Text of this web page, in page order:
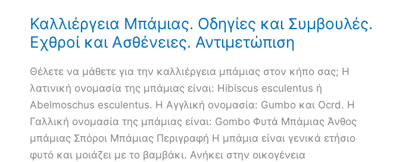
Καλλιέργεια Μπάμιας. Οδηγίες και Συμβουλές.
Εχθροί και Ασθένειες. Αντιμετώπιση
Θέλετε να μάθετε για την καλλιέργεια μπάμιας στον κήπο σας; Η
λατινική ονομασία της μπάμιας είναι: Hibiscus esculentus ή
Abelmoschus esculentus. Η Αγγλική ονομασία: Gumbo και Ocrd. Η
Γαλλική ονομασία της μπάμιας είναι: Gombo Φυτά Μπάμιας Άνθος
μπάμιας Σπόροι Μπάμιας Περιγραφή Η μπάμια είναι γενικά ετήσιο
φυτό και μοιάζει με το βαμβάκι. Ανήκει στην οικογένεια